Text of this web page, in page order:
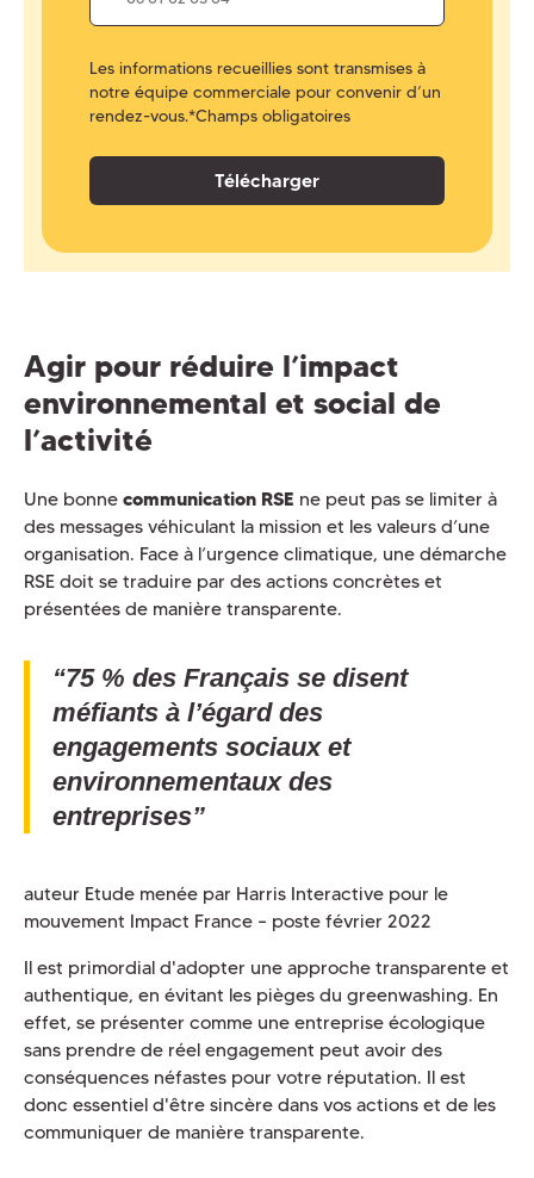
Les informations recueillies sont transmises à
notre équipe commerciale pour convenir d’un
rendez-vous.*Champs obligatoires
Agir pour réduire l’impact
environnemental et social de
l’activité
Une bonne communication RSE ne peut pas se limiter à
des messages véhiculant la mission et les valeurs d’une
organisation. Face à l’urgence climatique, une démarche
RSE doit se traduire par des actions concrètes et
présentées de manière transparente.
“75 % des Français se disent
méfiants à l’égard des
engagements sociaux et
environnementaux des
entreprises”
auteur Etude menée par Harris Interactive pour le
mouvement Impact France – poste février 2022
Il est primordial d'adopter une approche transparente et
authentique, en évitant les pièges du greenwashing. En
effet, se présenter comme une entreprise écologique
sans prendre de réel engagement peut avoir des
conséquences néfastes pour votre réputation. Il est
donc essentiel d'être sincère dans vos actions et de les
communiquer de manière transparente.